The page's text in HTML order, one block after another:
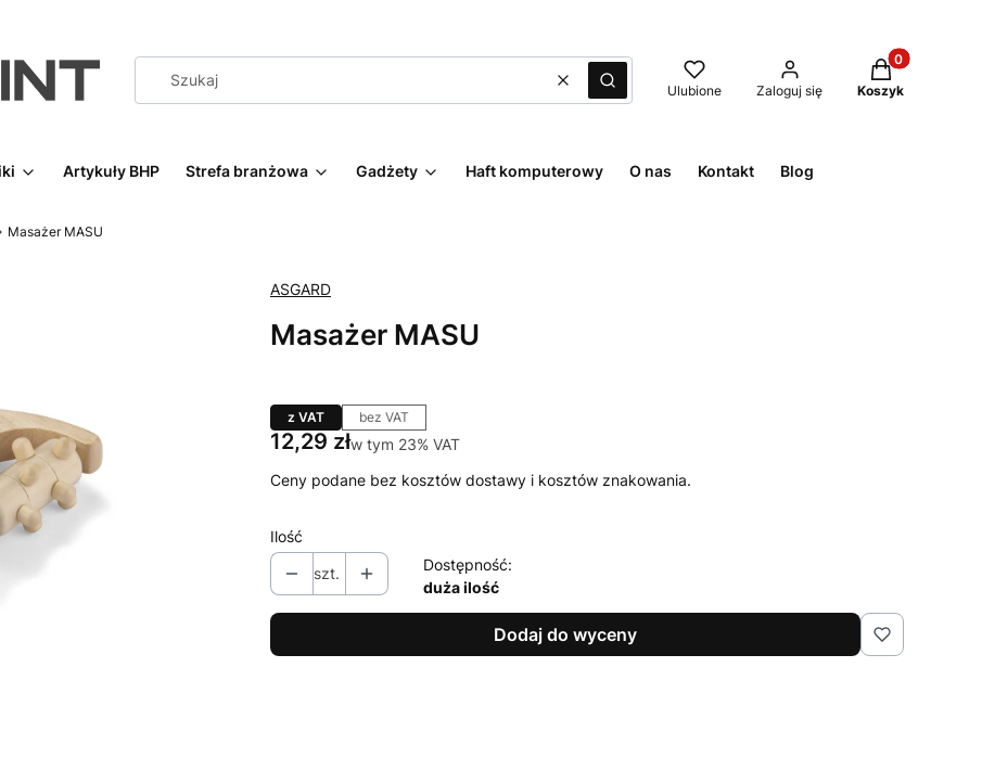
WyczyśćSzukaj Ulubione Zaloguj się
Produkty w
Koszyk
Artykuły BHP Strefa branżowa Gadżety Haft komputerowy O nas Kontakt Blog
Masażer MASU
ASGARD
Masażer MASU
z VAT bez VAT
Cena
12,29 złw tym 23% VAT
w tym 23% VAT
Ceny podane bez kosztów dostawy i kosztów znakowania.
Ilość
szt.
Dostępność:
duża ilość
Dodaj do wyceny